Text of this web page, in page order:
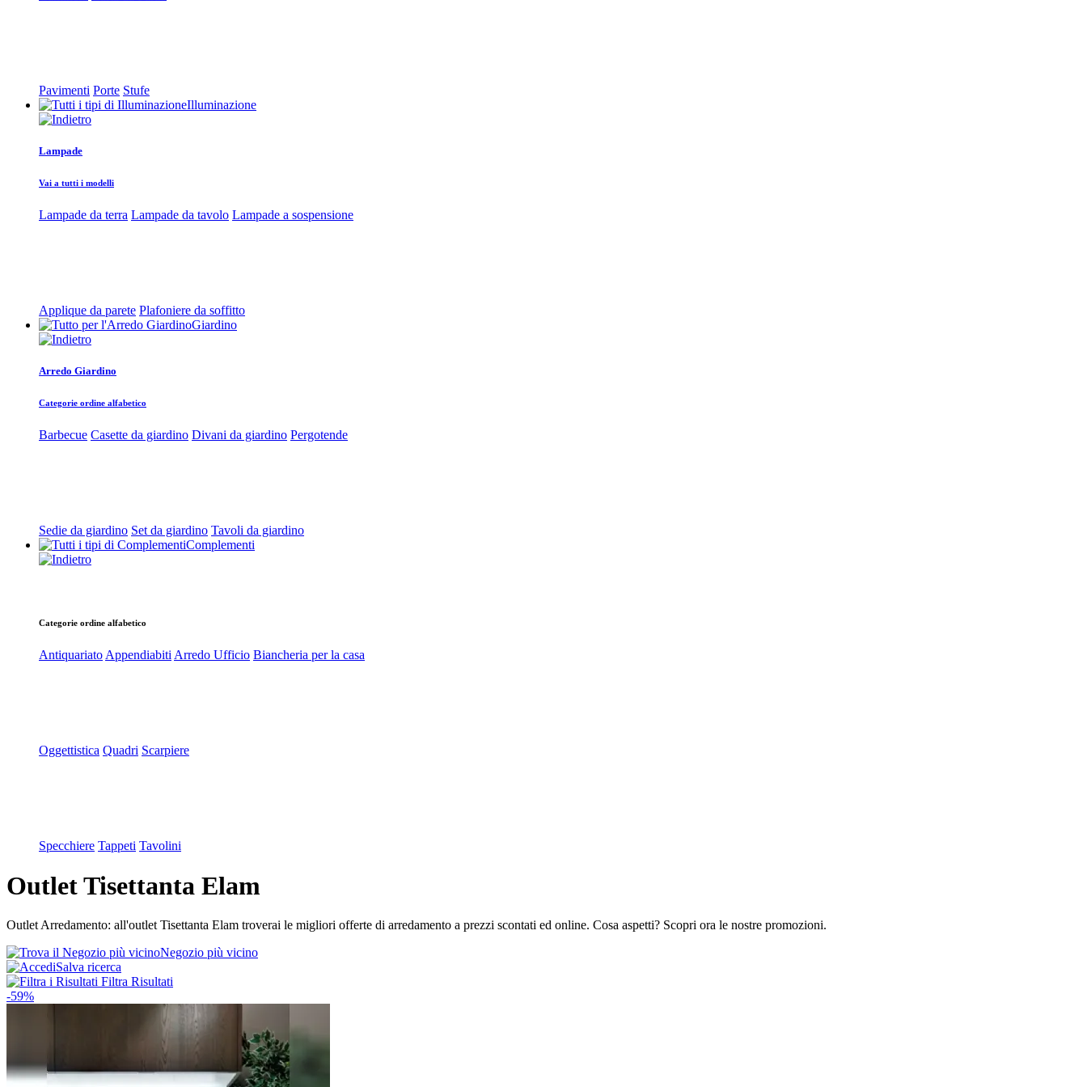
Pavimenti Porte Stufe
Illuminazione
Lampade
Vai a tutti i modelli
Lampade da terra Lampade da tavolo Lampade a sospensione
Applique da parete Plafoniere da soffitto
Giardino
Arredo Giardino
Categorie ordine alfabetico
Barbecue Casette da giardino Divani da giardino Pergotende
Sedie da giardino Set da giardino Tavoli da giardino
Complementi
Categorie ordine alfabetico
Antiquariato Appendiabiti Arredo Ufficio Biancheria per la casa
Oggettistica Quadri Scarpiere
Specchiere Tappeti Tavolini
Outlet Tisettanta Elam
Outlet Arredamento: all'outlet Tisettanta Elam troverai le migliori offerte di arredamento a prezzi scontati ed online. Cosa aspetti? Scopri ora le nostre promozioni.
Negozio più vicino
Salva ricerca
Filtra Risultati
-59%